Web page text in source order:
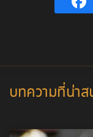
บทความที่น่าส